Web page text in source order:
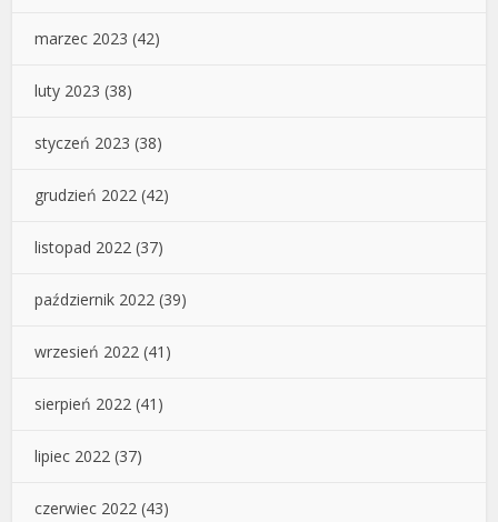
marzec 2023 (42)
luty 2023 (38)
styczeń 2023 (38)
grudzień 2022 (42)
listopad 2022 (37)
październik 2022 (39)
wrzesień 2022 (41)
sierpień 2022 (41)
lipiec 2022 (37)
czerwiec 2022 (43)